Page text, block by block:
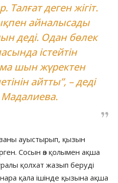
Талғат деген жігіт.
айналысады
деді. Одан бөлек
істейтін
шын жүректен
айтты”, – деді
ауыстырып, қызын
Сосын өз қолымен ақша
қолхат жазып беруді
қала ішінде қызына ақша